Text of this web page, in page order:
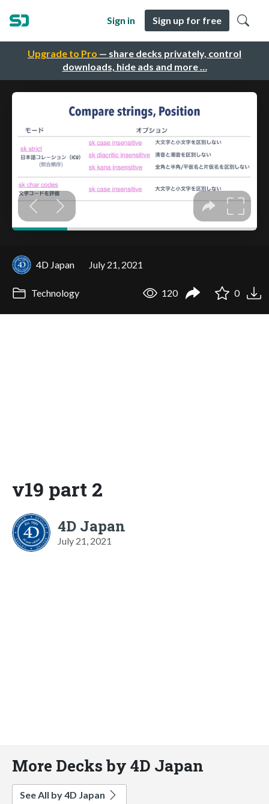
Upgrade to Pro — share decks privately, control
downloads, hide ads and more …
Sign in Sign up for free
4D Japan July 21, 2021
Technology 120 0
v19 part 2
4D Japan
July 21, 2021
More Decks by 4D Japan
See All by 4D Japan